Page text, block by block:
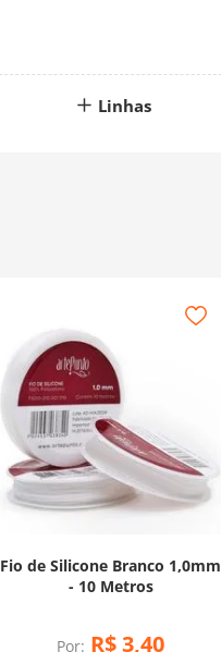
Linhas
Fio de Silicone Branco 1,0mm
- 10 Metros
Por: R$3,40